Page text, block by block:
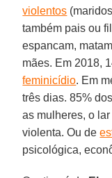
violentos
também pais ou
espancam,
mães. Em 2018,
feminicídio. Em
três dias. 85%
as mulheres, o
violenta. Ou de
psicológica,